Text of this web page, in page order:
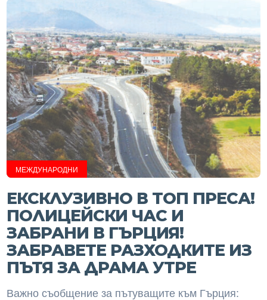
МЕЖДУНАРОДНИ
ЕКСКЛУЗИВНО В ТОП ПРЕСА!
ПОЛИЦЕЙСКИ ЧАС И
ЗАБРАНИ В ГЪРЦИЯ!
ЗАБРАВЕТЕ РАЗХОДКИТЕ ИЗ
ПЪТЯ ЗА ДРАМА УТРЕ
Важно съобщение за пътуващите към Гърция: